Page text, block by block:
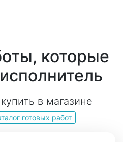
которые
в магазине
готовых работ